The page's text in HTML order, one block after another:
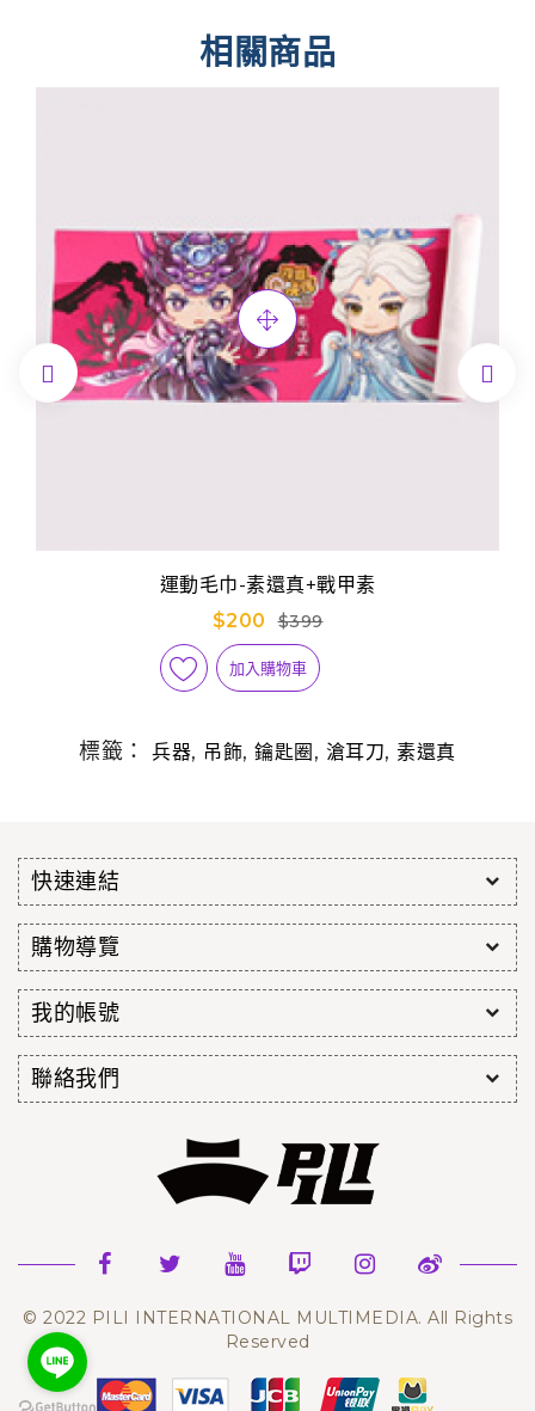
相關商品
運動毛巾-素還真+戰甲素
$200
$399
加入購物車
 
標籤：兵器, 吊飾,鑰匙圈 , 滄耳刀,素還真
快速連結
購物導覽
我的帳號
聯絡我們
© 2022 PILI INTERNATIONAL MULTIMEDIA. All Rights
Reserved